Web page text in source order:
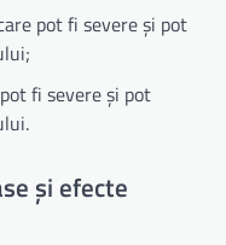
pot fi severe și pot
fi severe și pot
și efecte